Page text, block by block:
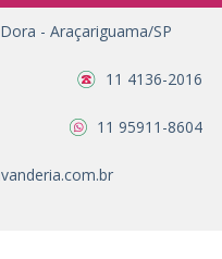
- Araçariguama/SP
11 4136-2016
11 95911-8604